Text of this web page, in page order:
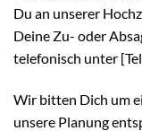
Du an unserer
Deine Zu- oder
telefonisch unter
Wir bitten Dich um
unsere Planung